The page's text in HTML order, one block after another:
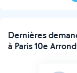
Dernières
à Paris 10e